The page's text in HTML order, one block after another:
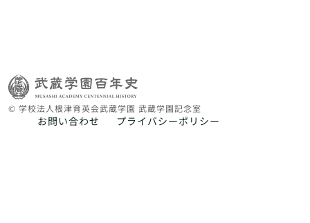
© 学校法人根津育英会武蔵学園 武蔵学園記念室
お問い合わせ プライバシーポリシー